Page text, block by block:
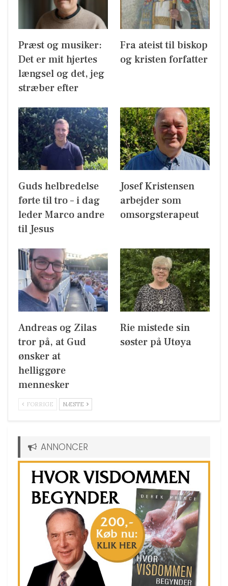
Præst og musiker:
Det er mit hjertes
længsel og det, jeg
stræber efter
Fra ateist til biskop
og kristen forfatter
Guds helbredelse
førte til tro – i dag
leder Marco andre
til Jesus
Josef Kristensen
arbejder som
omsorgsterapeut
Andreas og Zilas
tror på, at Gud
ønsker at
helliggøre
mennesker
Rie mistede sin
søster på Utøya
FORRIGE NÆSTE
ANNONCER